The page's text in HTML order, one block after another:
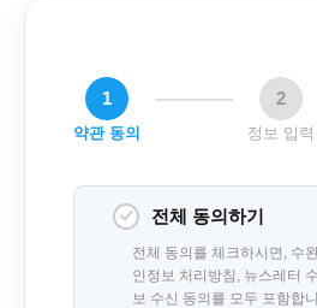
1
약관 동의
2
정보 입력
전체 동의하기
전체 동의를 체크하시면, 수
인정보 처리방침, 뉴스레터
보 수신 동의를 모두 포함합